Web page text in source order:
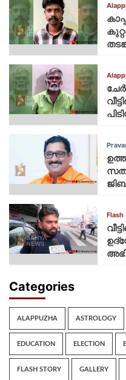
Flash
Categories
ALAPPUZHA ASTROLOGY
EDUCATION ELECTION
FLASH STORY GALLERY